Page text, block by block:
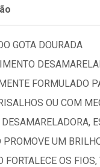
GOTA DOURADA
FORMULADO
OU COM
PROMOVE UM
FORTALECE OS